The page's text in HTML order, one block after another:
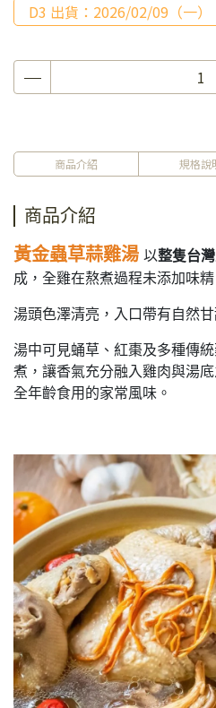
D3 出貨：2026/02/09（一）
商品介紹 規格說
商品介紹
黃金蟲草蒜雞湯 以整隻台
成，全雞在熬煮過程未添加味精
湯頭色澤清亮，入口帶有自然甘
湯中可見蛹草、紅棗及多種傳
煮，讓香氣充分融入雞肉與湯
全年齡食用的家常風味。